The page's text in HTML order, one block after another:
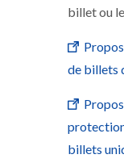
billet ou
de billets
billets